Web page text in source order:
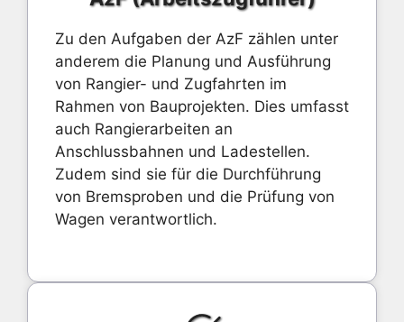
Zu den Aufgaben der AzF zählen unter
anderem die Planung und Ausführung
von Rangier- und Zugfahrten im
Rahmen von Bauprojekten. Dies umfasst
auch Rangierarbeiten an
Anschlussbahnen und Ladestellen.
Zudem sind sie für die Durchführung
von Bremsproben und die Prüfung von
Wagen verantwortlich.